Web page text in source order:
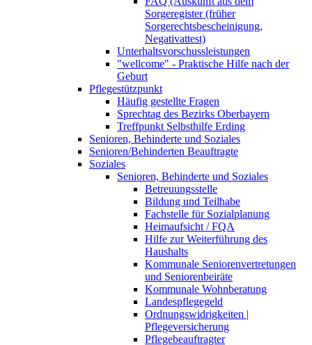
Sorgeregister (früher
Sorgerechtsbescheinigung,
Negativattest)
Unterhaltsvorschussleistungen
"wellcome" - Praktische Hilfe nach der
Geburt
Pflegestützpunkt
Häufig gestellte Fragen
Sprechtag des Bezirks Oberbayern
Treffpunkt Selbsthilfe Erding
Senioren, Behinderte und Soziales
Senioren/Behinderten Beauftragte
Soziales
Senioren, Behinderte und Soziales
Betreuungsstelle
Bildung und Teilhabe
Fachstelle für Sozialplanung
Heimaufsicht / FQA
Hilfe zur Weiterführung des
Haushalts
Kommunale Seniorenvertretungen
und Seniorenbeiräte
Kommunale Wohnberatung
Landespflegegeld
Ordnungswidrigkeiten |
Pflegeversicherung
Pflegebeauftragter